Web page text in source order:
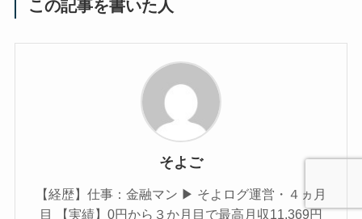
この記事を書いた人
そよご
【経歴】仕事：金融マン ▶︎ そよログ運営・４ヵ月
目 【実績】0円から３か月目で最高月収11,369円